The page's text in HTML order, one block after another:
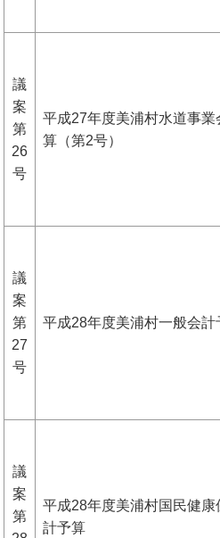
議
案
第
26
号
平成27年度美浦村水道事業
算（第2号）
議
案
第
27
号
平成28年度美浦村一般会計
議
案
第
平成28年度美浦村国民健康
計予算